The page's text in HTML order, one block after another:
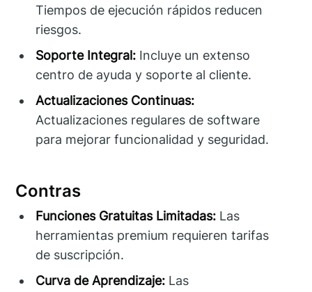
Tiempos de ejecución rápidos reducen
riesgos.
Soporte Integral: Incluye un extenso
centro de ayuda y soporte al cliente.
Actualizaciones Continuas:
Actualizaciones regulares de software
para mejorar funcionalidad y seguridad.
Contras
Funciones Gratuitas Limitadas: Las
herramientas premium requieren tarifas
de suscripción.
Curva de Aprendizaje: Las